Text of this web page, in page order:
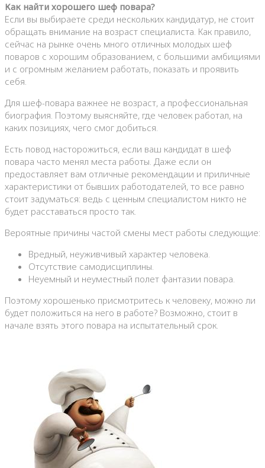
Как найти хорошего шеф повара?
Если вы выбираете среди нескольких кандидатур, не стоит
обращать внимание на возраст специалиста. Как правило,
сейчас на рынке очень много отличных молодых шеф
поваров с хорошим образованием, с большими амбициями
и с огромным желанием работать, показать и проявить
себя.
Для шеф-повара важнее не возраст, а профессиональная
биография. Поэтому выясняйте, где человек работал, на
каких позициях, чего смог добиться.
Есть повод насторожиться, если ваш кандидат в шеф
повара часто менял места работы. Даже если он
предоставляет вам отличные рекомендации и приличные
характеристики от бывших работодателей, то все равно
стоит задуматься: ведь с ценным специалистом никто не
будет расставаться просто так.
Вероятные причины частой смены мест работы следующие:
Вредный, неуживчивый характер человека.
Отсутствие самодисциплины.
Неуемный и неуместный полет фантазии повара.
Поэтому хорошенько присмотритесь к человеку, можно ли
будет положиться на него в работе? Возможно, стоит в
начале взять этого повара на испытательный срок.